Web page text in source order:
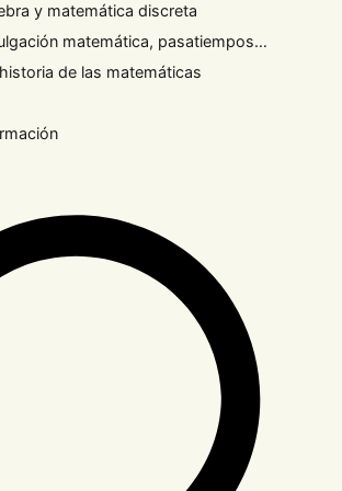
y matemática discreta
matemática, pasatiempos…
de las matemáticas